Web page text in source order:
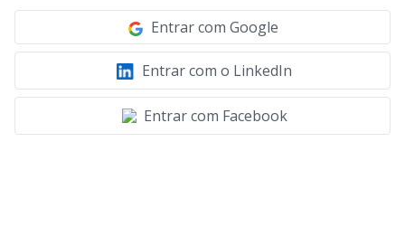
Entrar com Google
Entrar com o LinkedIn
Entrar com Facebook